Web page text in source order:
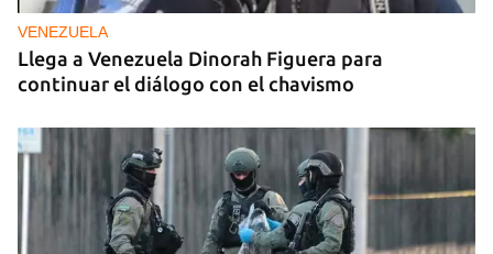
VENEZUELA
Llega a Venezuela Dinorah Figuera para
continuar el diálogo con el chavismo